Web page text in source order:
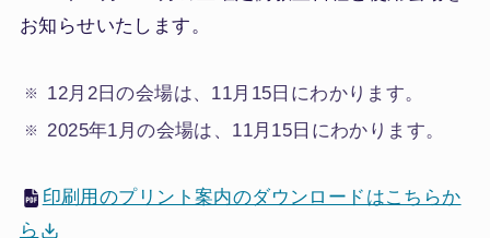
お知らせいたします。
12月2日の会場は、11月15日にわかります。
2025年1月の会場は、11月15日にわかります。
印刷用のプリント案内のダウンロードはこちらか
ら